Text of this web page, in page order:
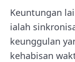
Keuntungan
ialah
keunggulan
kehabisan